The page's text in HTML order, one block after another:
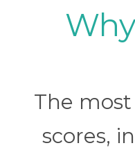
The
scores,